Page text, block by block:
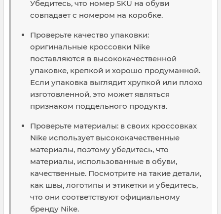
Убедитесь, что номер SKU на обуви
совпадает с номером на коробке.
Проверьте качество упаковки:
оригинальные кроссовки Nike
поставляются в высококачественной
упаковке, крепкой и хорошо продуманной.
Если упаковка выглядит хрупкой или плохо
изготовленной, это может являться
признаком поддельного продукта.
Проверьте материалы: в своих кроссовках
Nike использует высококачественные
материалы, поэтому убедитесь, что
материалы, использованные в обуви,
качественные. Посмотрите на такие детали,
как швы, логотипы и этикетки и убедитесь,
что они соответствуют официальному
бренду Nike.